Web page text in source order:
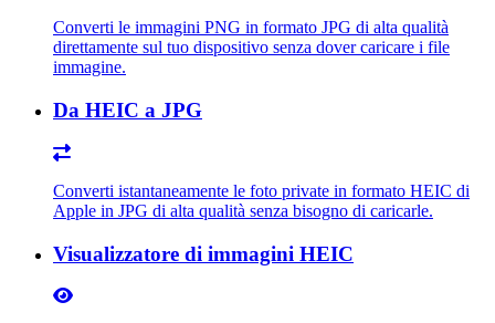
Converti le immagini PNG in formato JPG di alta qualità
direttamente sul tuo dispositivo senza dover caricare i file
immagine.
Da HEIC a JPG
Converti istantaneamente le foto private in formato HEIC di
Apple in JPG di alta qualità senza bisogno di caricarle.
Visualizzatore di immagini HEIC